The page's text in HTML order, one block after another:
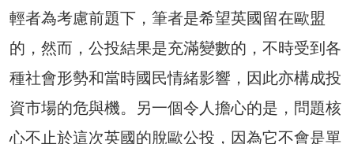
輕者為考慮前題下，筆者是希望英國留在歐盟
的，然而，公投結果是充滿變數的，不時受到各
種社會形勢和當時國民情緒影響，因此亦構成投
資市場的危與機。另一個令人擔心的是，問題核
心不止於這次英國的脫歐公投，因為它不會是單